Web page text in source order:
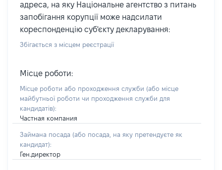
адреса, на яку Національне агентство з питань
запобігання корупції може надсилати
кореспонденцію суб'єкту декларування:
Збігається з місцем реєстрації
Місце роботи:
Місце роботи або проходження служби (або місце
майбутньої роботи чи проходження служби для
кандидатів):
Частная компания
Займана посада (або посада, на яку претендуєте як
кандидат):
Ген.директор